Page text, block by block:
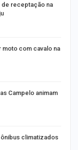
receptação na
com cavalo na
Campelo animam
climatizados